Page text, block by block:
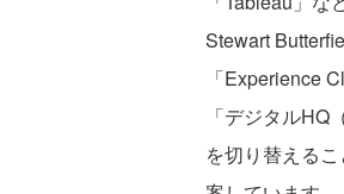
Stewart
「Experience
「デジタル
を切り替える